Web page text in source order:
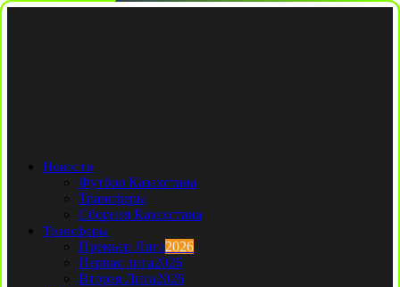
Новости
Футбол Казахстана
Трансферы
Сборная Казахстана
Трансферы
Премьер Лига2026
Первая лига2026
Вторая Лига2026